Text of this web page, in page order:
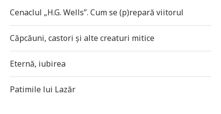
Cenaclul „H.G. Wells”. Cum se (p)repară viitorul
Căpcăuni, castori și alte creaturi mitice
Eternă, iubirea
Patimile lui Lazăr